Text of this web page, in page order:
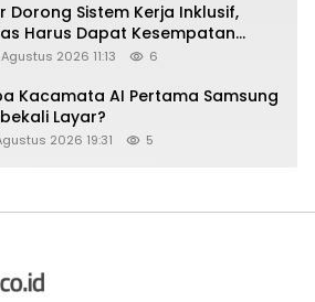
Dorong Sistem Kerja Inklusif,
Harus Dapat Kesempatan
2026 11:13 6
Kacamata AI Pertama Samsung
Layar?
2026 19:31 5